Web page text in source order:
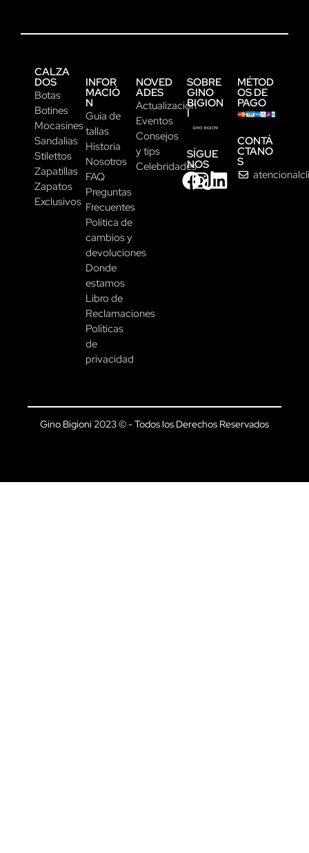
CALZA
DOS
Botas
Botines
Mocasines
Sandalias
Stilettos
Zapatillas
Zapatos
Exclusivos
INFOR
MACIÓ
N
Guía de
tallas
Historia
Nosotros
FAQ
Preguntas
Frecuentes
Política de
cambios y
devoluciones
Donde
estamos
Libro de
Reclamaciones
Políticas
de
privacidad
NOVED
ADES
Actualización
Eventos
Consejos
y tips
Celebridades
SOBRE
GINO
BIGION
I
SÍGUE
NOS
MÉTOD
OS DE
PAGO
CONTÁ
CTANO
S
Gino Bigioni 2023 © - Todos los Derechos Reservados